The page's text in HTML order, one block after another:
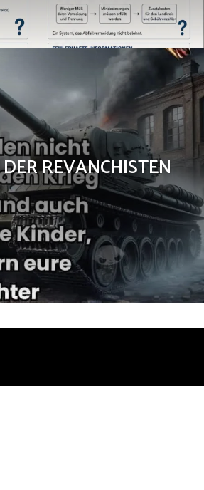
REVANCHISTEN